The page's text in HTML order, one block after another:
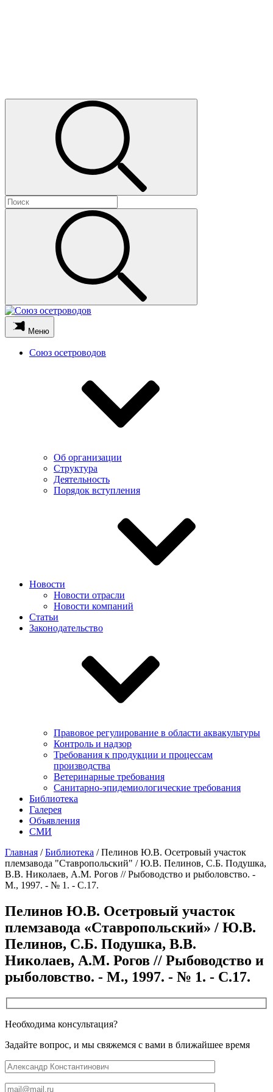
Меню
Союз осетроводов
Об организации
Структура
Деятельность
Порядок вступления
Новости
Новости отрасли
Новости компаний
Статьи
Законодательство
Правовое регулирование в области аквакультуры
Контроль и надзор
Требования к продукции и процессам
производства
Ветеринарные требования
Санитарно-эпидемиологические требования
Библиотека
Галерея
Объявления
СМИ
Главная /Библиотека /Пелинов Ю.В. Осетровый участок
племзавода "Ставропольский" / Ю.В. Пелинов, С.Б. Подушка,
В.В. Николаев, А.М. Рогов // Рыбоводство и рыболовство. -
М., 1997. - № 1. - С.17.
Пелинов Ю.В. Осетровый участок
племзавода «Ставропольский» / Ю.В.
Пелинов, С.Б. Подушка, В.В.
Николаев, А.М. Рогов // Рыбоводство и
рыболовство. - М., 1997. - № 1. - С.17.
Необходима консультация?
Задайте вопрос, и мы свяжемся с вами в ближайшее время